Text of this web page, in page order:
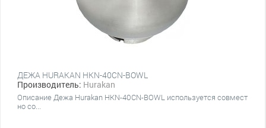
ДЕЖА HURAKAN HKN-40CN-BOWL
Производитель: Hurakan
Описание Дежа Hurakan HKN-40CN-BOWL используется совмест
но со...